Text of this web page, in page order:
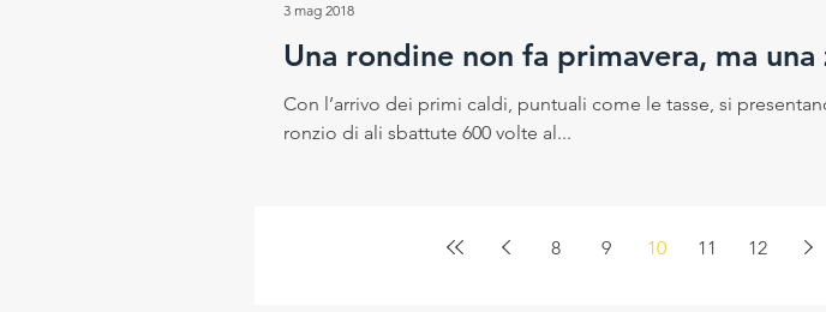
Una rondine non fa primavera, ma una
Con l’arrivo dei primi caldi, puntuali come le tasse, si
ronzio di ali sbattute 600 volte al...
3 mag 2018
8 9 10 11 12